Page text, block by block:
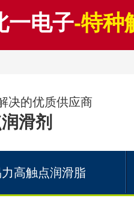
一电子-特种
决的优质供应商
滑剂
高触点润滑脂